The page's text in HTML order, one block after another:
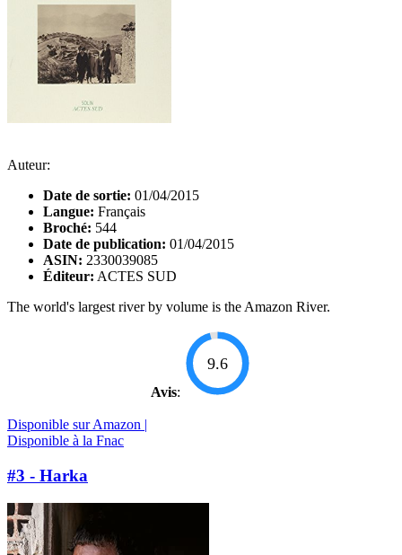
Auteur:
Date de sortie: 01/04/2015
Langue: Français
Broché: 544
Date de publication: 01/04/2015
ASIN: 2330039085
Éditeur: ACTES SUD
The world's largest river by volume is the Amazon River.
Avis:
9.6
Disponible sur Amazon |
Disponible à la Fnac
#3 - Harka